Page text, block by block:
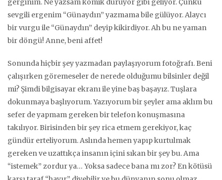
gerginim. Ne yazsam komik duruyor gibi geliyor. Çünkü
sevgili ergenim “Günaydın” yazmama bile gülüyor. Alaycı
bir vurgu ile “Günaydın” deyip kikirdiyor. Ah bu ne yaman
bir döngü! Anne, beni affet!
Sonunda hiçbir şey yazmadan paylaşıyorum fotoğrafı. Beni
çalışırken göremeseler de nerede olduğumu bilsinler değil
mi? Şimdi bilgisayar ekranı ile yine baş başayız. Tuşlara
dokunmaya başlıyorum. Yazıyorum bir şeyler ama aklım bu
sefer de yapmam gereken bir telefon konuşmasına
takılıyor. Birisinden bir şey rica etmem gerekiyor, kaç
gündür erteliyorum. Aslında hemen yapıp kurtulmak
gereken ve uzattıkça insanın içini sıkan bir şey bu. Ama
“istemek” zordur ya… Yoksa sadece bana mı zor? En kötüsü